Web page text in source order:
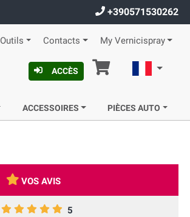
+390571530262
Outils Contacts My Vernicispray
ACCÈS Panier
ACCESSOIRES PIÈCES AUTO
VOS AVIS
5